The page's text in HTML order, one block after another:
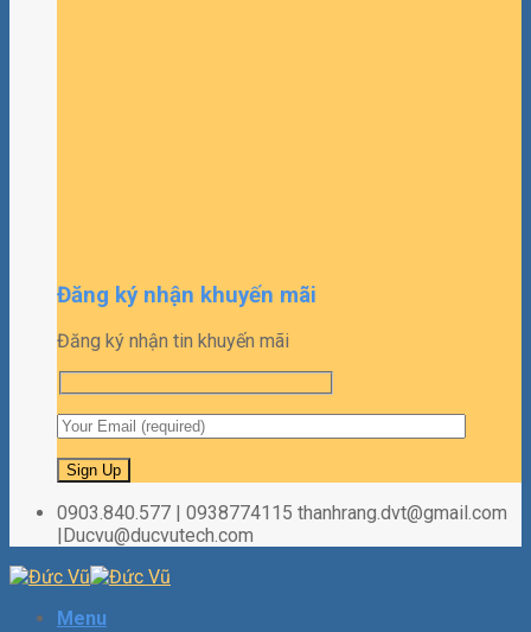
Đăng ký nhận khuyến mãi
Đăng ký nhận tin khuyến mãi
0903.840.577 | 0938774115 thanhrang.dvt@gmail.com
|Ducvu@ducvutech.com
Menu